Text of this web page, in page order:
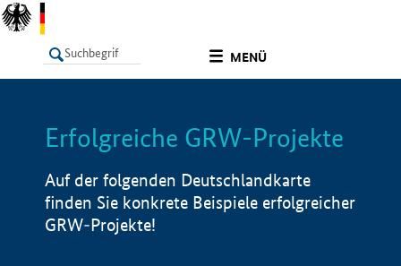
MENÜ
LISTE Info
Erfolgreiche GRW-Projekte
Auf der folgenden Deutschlandkarte
finden Sie konkrete Beispiele erfolgreicher
GRW-Projekte!